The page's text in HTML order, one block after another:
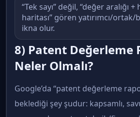
“Tek sayı” değil, “değer aralığı
haritası” gören yatırımcı/ortak/
ikna olur.
8) Patent Değerleme
Neler Olmalı?
Google’da “patent değerleme
beklediği şey şudur: kapsamlı,